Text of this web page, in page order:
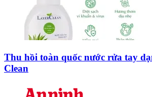
Thu hồi toàn quốc nước rửa tay
Clean